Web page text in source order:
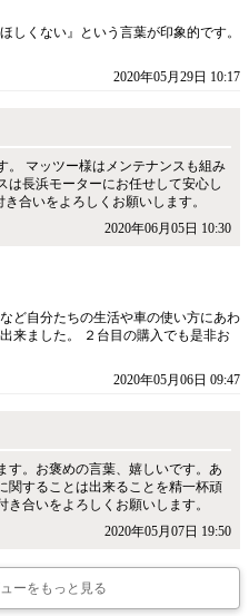
しくない』という言葉が印象的です。
2020年05月29日 10:17
。 マッツー様はメンテナンスも組み
は長浜モーターにお任せして安心し
合いをよろしくお願いします。
2020年06月05日 10:30
ど自分たちの生活や車の使い方にあわ
来ました。 ２台目の購入でも是非お
2020年05月06日 09:47
す。お褒めの言葉、嬉しいです。あ
関することは出来ることを精一杯頑
合いをよろしくお願いします。
2020年05月07日 19:50
ーをもっと見る